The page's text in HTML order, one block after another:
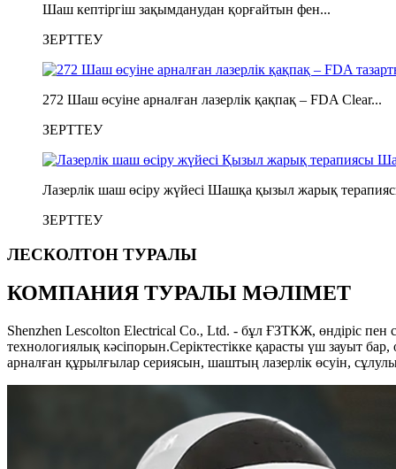
Шаш кептіргіш зақымданудан қорғайтын фен...
ЗЕРТТЕУ
272 Шаш өсуіне арналған лазерлік қақпақ – FDA Clear...
ЗЕРТТЕУ
Лазерлік шаш өсіру жүйесі Шашқа қызыл жарық
ЗЕРТТЕУ
ЛЕСКОЛТОН ТУРАЛЫ
КОМПАНИЯ ТУРАЛЫ МӘЛІМЕТ
Shenzhen Lescolton Electrical Co., Ltd. - бұл ҒЗТКЖ, өндіріс пен
технологиялық кәсіпорын.Серіктестікке қарасты үш зауыт
арналған құрылғылар сериясын, шаштың лазерлік өсуін,